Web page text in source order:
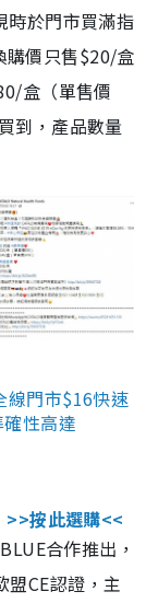
時於門市買滿指
購價只售$20/盒
盒（單售價
到，產品數量
線門市$16快速
性高達
>>按此選購<<
合作推出，
CE認證，主